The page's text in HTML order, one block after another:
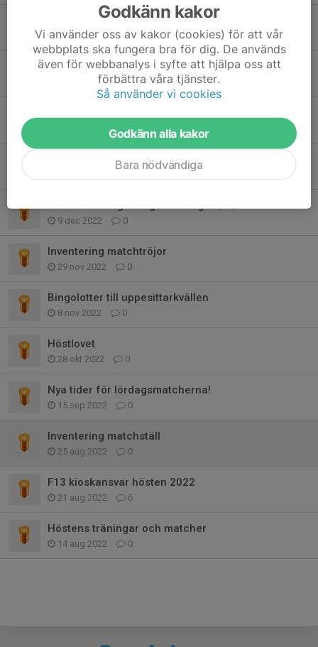
Information
2 nov 2023 0
Schema café hösten 2023
21 aug 2023 3
Futsal sammandrag lördag 14/1
9 dec 2022 0
Inventering matchtröjor
29 nov 2022 0
Bingolotter till uppesittarkvällen
8 nov 2022 0
Höstlovet
28 okt 2022 0
Nya tider för lördagsmatcherna!
15 sep 2022 0
Inventering matchställ
25 aug 2022 0
F13 kioskansvar hösten 2022
21 aug 2022 6
Höstens träningar och matcher
14 aug 2022 0
Godkänn kakor
Vi använder oss av kakor (cookies) för att vår
webbplats ska fungera bra för dig. De används
även för webbanalys i syfte att hjälpa oss att
förbättra våra tjänster.
Så använder vi cookies
Godkänn alla kakor
Bara nödvändiga